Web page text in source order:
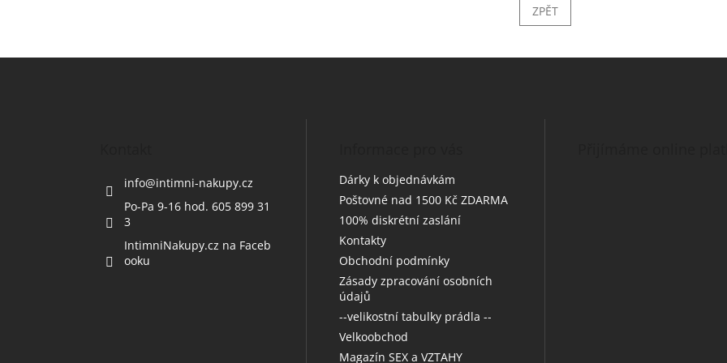
ZPĚT
Z
info@intimni-nakupy.cz
Po-Pa 9-16 hod. 605 899 31
3
IntimniNakupy.cz na Faceb
ooku
Dárky k objednávkám
Poštovné nad 1500 Kč ZDARMA
100% diskrétní zaslání
Kontakty
Obchodní podmínky
Zásady zpracování osobních
údajů
--velikostní tabulky prádla --
Velkoobchod
Magazín SEX a VZTAHY